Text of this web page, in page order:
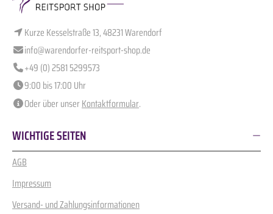
Kurze Kesselstraße 13, 48231 Warendorf
info@warendorfer-reitsport-shop.de
+49 (0) 2581 5299573
9:00 bis 17:00 Uhr
Oder über unserKontaktformular.
WICHTIGE SEITEN
AGB
Impressum
Versand- und Zahlungsinformationen